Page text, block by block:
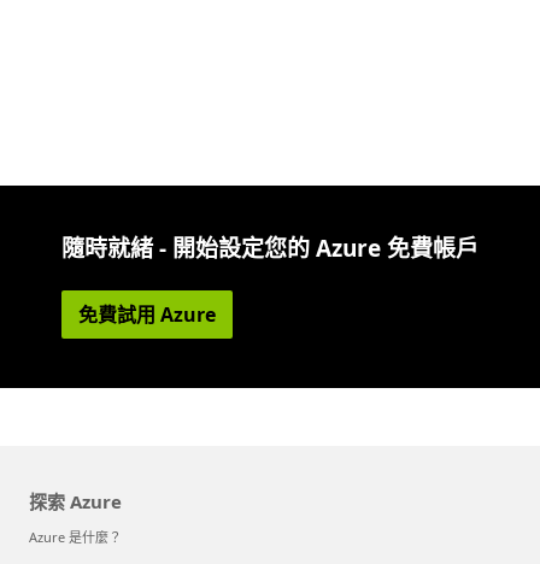
隨時就緒 - 開始設定您的 Azure 免費帳戶
免費試用 Azure
探索 Azure
Azure 是什麼？